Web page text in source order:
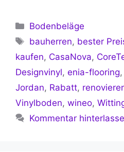
Kategorien
Bodenbeläge
Schlagwörter
bauherren, bester
kaufen, CasaNova,
Designvinyl, enia-flooring,
Jordan, Rabatt,
Vinylboden, wineo,
Kommentar